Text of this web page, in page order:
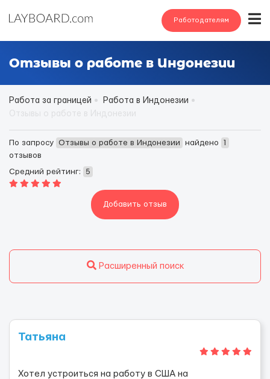
Работодателям
Отзывы о работе в Индонезии
Работа за границей
Работа в Индонезии
По запросу Отзывы о работе в Индонезии найдено
1
отзывов
Средний рейтинг:
5
Добавить отзыв
Расширенный поиск
Татьяна
Хотел устроиться на работу в США на